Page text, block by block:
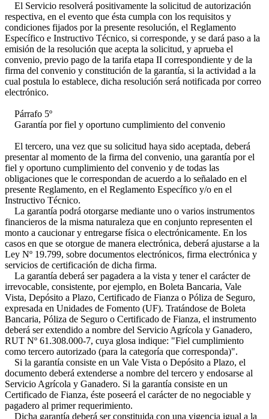
El Servicio resolverá positivamente la solicitud de autorización
respectiva, en el evento que ésta cumpla con los requisitos y
condiciones fijados por la presente resolución, el Reglamento
Específico e Instructivo Técnico, si corresponde, y se dará paso a la
emisión de la resolución que acepta la solicitud, y aprueba el
convenio, previo pago de la tarifa etapa II correspondiente y de la
firma del convenio y constitución de la garantía, si la actividad a la
cual postula lo establece, dicha resolución será notificada por correo
electrónico.
Párrafo 5º
Garantía por fiel y oportuno cumplimiento del convenio
El tercero, una vez que su solicitud haya sido aceptada, deberá
presentar al momento de la firma del convenio, una garantía por el
fiel y oportuno cumplimiento del convenio y de todas las
obligaciones que le correspondan de acuerdo a lo señalado en el
presente Reglamento, en el Reglamento Específico y/o en el
Instructivo Técnico.
La garantía podrá otorgarse mediante uno o varios instrumentos
financieros de la misma naturaleza que en conjunto representen el
monto a caucionar y entregarse física o electrónicamente. En los
casos en que se otorgue de manera electrónica, deberá ajustarse a la
Ley Nº 19.799, sobre documentos electrónicos, firma electrónica y
servicios de certificación de dicha firma.
La garantía deberá ser pagadera a la vista y tener el carácter de
irrevocable, consistente, por ejemplo, en Boleta Bancaria, Vale
Vista, Depósito a Plazo, Certificado de Fianza o Póliza de Seguro,
expresada en Unidades de Fomento (UF). Tratándose de Boleta
Bancaria, Póliza de Seguro o Certificado de Fianza, el instrumento
deberá ser extendido a nombre del Servicio Agrícola y Ganadero,
RUT Nº 61.308.000-7, cuya glosa indique: "Fiel cumplimiento
como tercero autorizado (para la categoría que corresponda)".
Si la garantía consiste en un Vale Vista o Depósito a Plazo, el
documento deberá extenderse a nombre del tercero y endosarse al
Servicio Agrícola y Ganadero. Si la garantía consiste en un
Certificado de Fianza, éste poseerá el carácter de no negociable y
pagadero al primer requerimiento.
Dicha garantía deberá ser constituida con una vigencia igual a la